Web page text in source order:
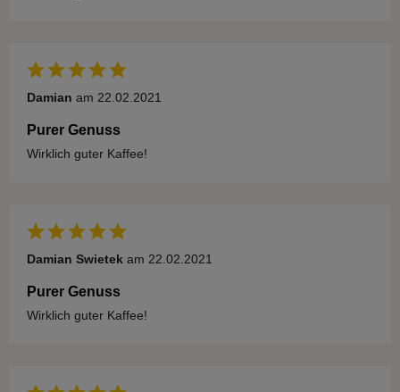
Damian am 22.02.2021
Purer Genuss
Wirklich guter Kaffee!
Damian Swietek am 22.02.2021
Purer Genuss
Wirklich guter Kaffee!